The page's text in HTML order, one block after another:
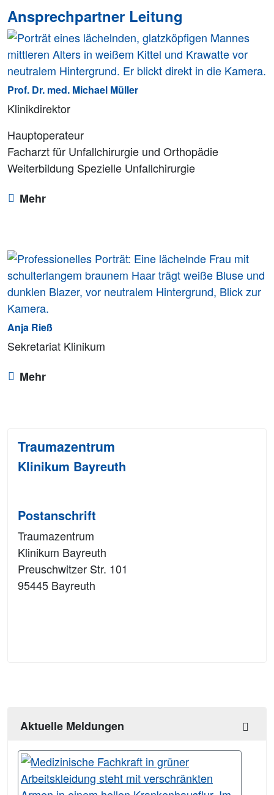
Ansprechpartner Leitung
Prof. Dr. med. Michael Müller
Klinikdirektor
Hauptoperateur
Facharzt für Unfallchirurgie und Orthopädie
Weiterbildung Spezielle Unfallchirurgie
Mehr
Anja Rieß
Sekretariat Klinikum
Mehr
Traumazentrum
Klinikum Bayreuth
Postanschrift
Traumazentrum
Klinikum Bayreuth
Preuschwitzer Str. 101
95445 Bayreuth
Aktuelle Meldungen